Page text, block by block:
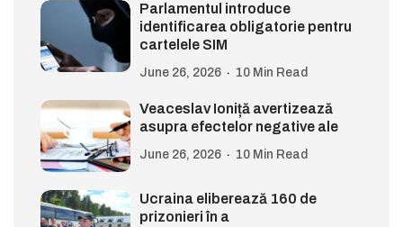
Parlamentul introduce
identificarea obligatorie pentru
cartelele SIM
June 26, 2026 10 Min Read
Veaceslav Ioniță avertizează
asupra efectelor negative ale
June 26, 2026 10 Min Read
Ucraina eliberează 160 de
prizonieri în a